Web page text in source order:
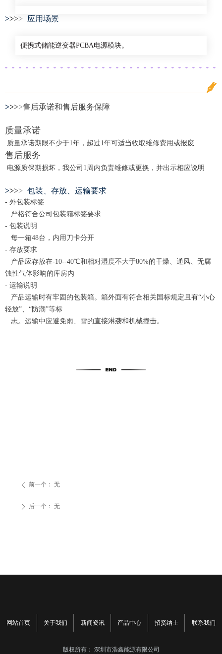
>>>> 应用场景
便携式储能逆变器PCBA电源模块。
>>>>售后承诺和售后服务保障
质量承诺
质量承诺期限不少于1年，超过1年可适当收取维修费用或报废
售后服务
电源质保期损坏，我公司1周内负责维修或更换，并出示相应说明
>>>> 包装、存放、运输要求
- 外包装标签
严格符合公司包装箱标签要求
- 包装说明
每一箱48台，内用刀卡分开
- 存放要求
产品应存放在-10--40℃和相对湿度不大于80%的干燥、通风、无腐
蚀性气体影响的库房内
- 运输说明
产品运输时有牢固的包装箱。箱外面有符合相关国标规定且有“小心
轻放”、“防潮”等标
志。运输中应避免雨、雪的直接淋袭和机械撞击。
ꄴ 前一个： 无
ꄲ 后一个： 无
网站首页 关于我们 新闻资讯 产品中心 招贤纳士 联系我们
版权所有： 深圳市浩鑫能源有限公司